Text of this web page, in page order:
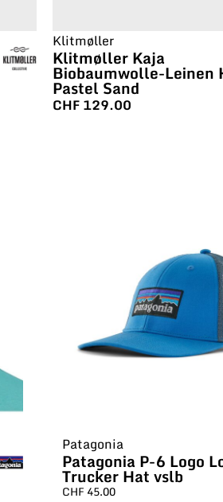
Klitmøller
Klitmøller Kaja
Biobaumwolle-Leinen
Pastel Sand
CHF129.00
Patagonia
Patagonia P-6 Logo
Trucker Hat vslb
CHF 45.00